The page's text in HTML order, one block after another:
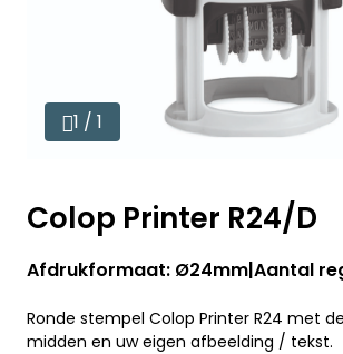
1 / 1
Colop Printer R24/D
Afdrukformaat: Ø24mm Aantal
Ronde stempel Colop Printer R24 met
midden en uw eigen afbeelding / tekst.